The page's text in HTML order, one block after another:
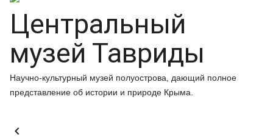
Центральный
музей Тавриды
Научно-культурный музей полуострова, дающий полное
представление об истории и природе Крыма.
